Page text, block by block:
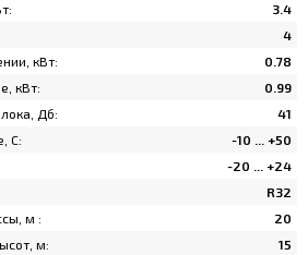
3.4
4
кВт:
0.78
кВт:
0.99
Дб:
41
C:
-10 ... +50
-20 ... +24
R32
м :
20
м:
15